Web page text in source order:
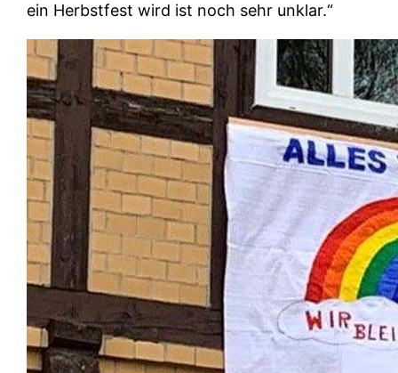
ein Herbstfest wird ist noch sehr unklar.“